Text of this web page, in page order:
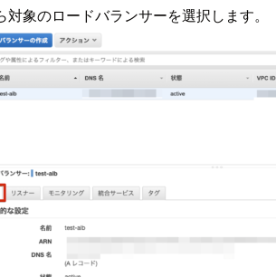
象のロードバランサーを選択します。